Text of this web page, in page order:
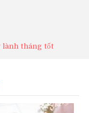
lành tháng tốt